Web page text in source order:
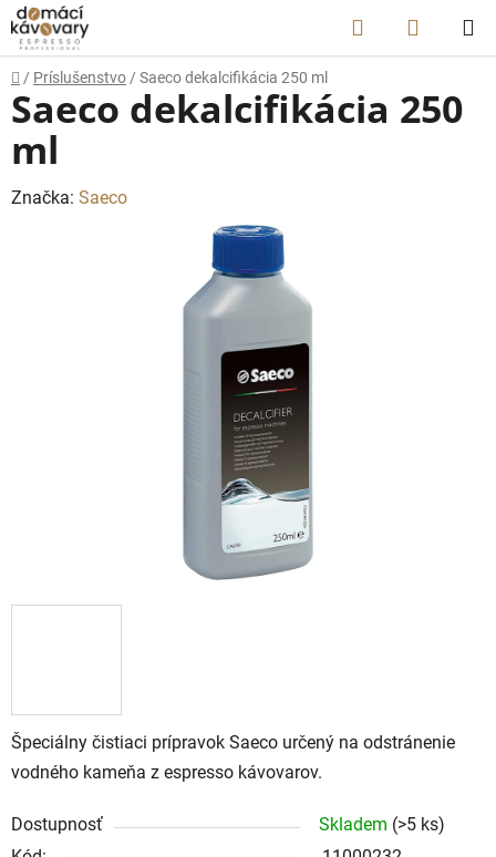
Prejsť
na
obsah
Hľadať
KOŠÍK
Domov
/ Príslušenstvo / Saeco dekalcifikácia 250 ml
Špeciálny čistiaci prípravok Saeco určený na odstránenie
vodného kameňa z espresso kávovarov.
Dostupnosť Skladem (>5 ks)
Saeco dekalcifikácia 250
ml
Značka: Saeco